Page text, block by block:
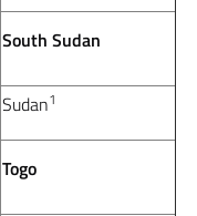
South Sudan
Sudan1
Togo